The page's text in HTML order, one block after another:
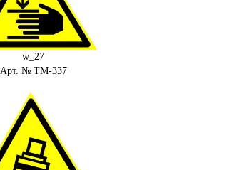
w_27
Арт. № ТМ-337